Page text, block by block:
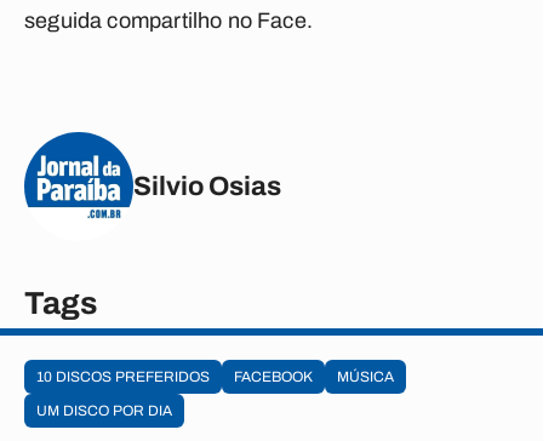
seguida compartilho no Face.
Silvio Osias
Tags
10 DISCOS PREFERIDOS FACEBOOK
MÚSICA
UM DISCO POR DIA